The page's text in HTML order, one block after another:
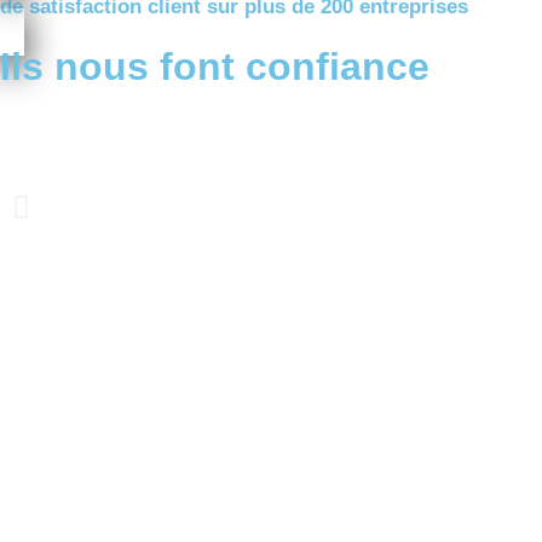
de satisfaction client sur plus de 200 entreprises
Ils nous font confiance